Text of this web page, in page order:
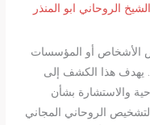
الشيخ الروحاني ابو المنذر
الأشخاص أو المؤسسات
يهدف هذا الكشف إلى
والاستشارة بشأن
الروحاني المجاني